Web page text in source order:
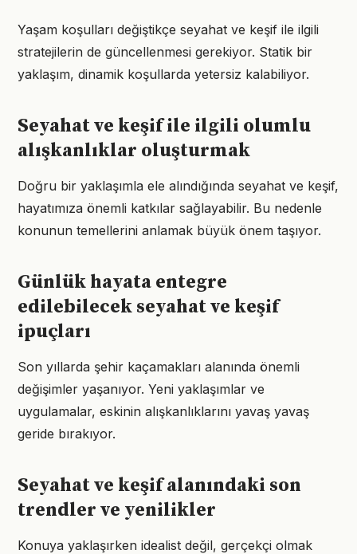
Yaşam koşulları değiştikçe seyahat ve keşif ile ilgili
stratejilerin de güncellenmesi gerekiyor. Statik bir
yaklaşım, dinamik koşullarda yetersiz kalabiliyor.
Seyahat ve keşif ile ilgili olumlu
alışkanlıklar oluşturmak
Doğru bir yaklaşımla ele alındığında seyahat ve keşif,
hayatımıza önemli katkılar sağlayabilir. Bu nedenle
konunun temellerini anlamak büyük önem taşıyor.
Günlük hayata entegre
edilebilecek seyahat ve keşif
ipuçları
Son yıllarda şehir kaçamakları alanında önemli
değişimler yaşanıyor. Yeni yaklaşımlar ve
uygulamalar, eskinin alışkanlıklarını yavaş yavaş
geride bırakıyor.
Seyahat ve keşif alanındaki son
trendler ve yenilikler
Konuya yaklaşırken idealist değil, gerçekçi olmak